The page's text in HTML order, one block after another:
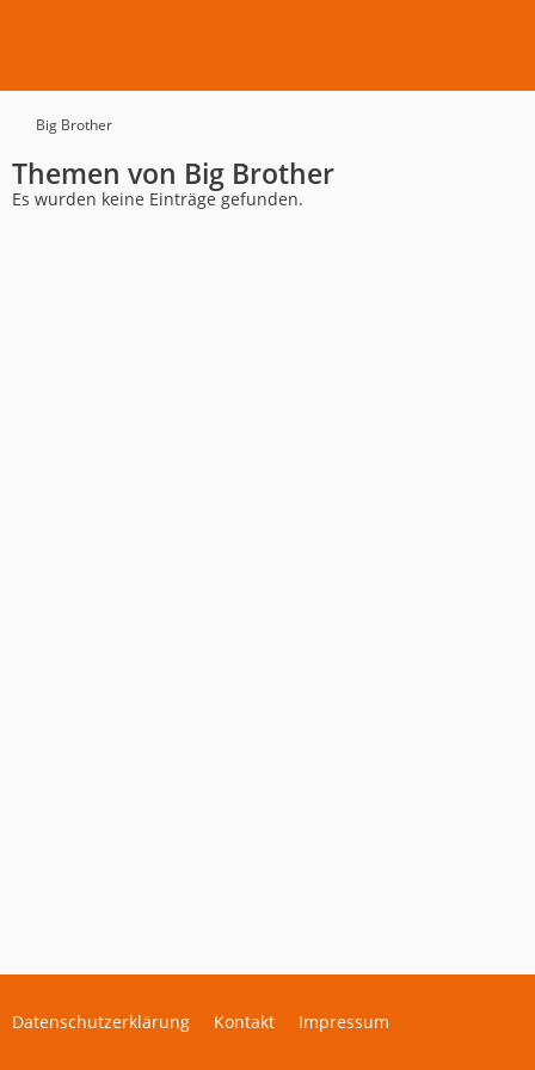
Big Brother
Themen von Big Brother
Es wurden keine Einträge gefunden.
Datenschutzerklärung Kontakt Impressum